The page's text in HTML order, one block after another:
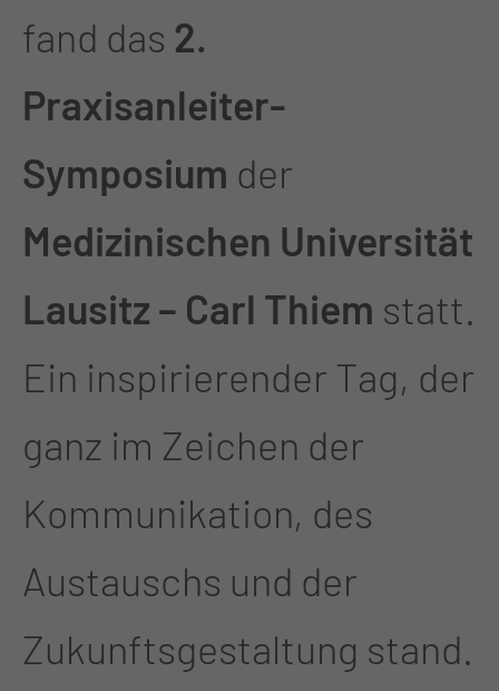
fand das 2.
Praxisanleiter-
Symposium der
Medizinischen Universität
Lausitz – Carl Thiem statt.
Ein inspirierender Tag, der
ganz im Zeichen der
Kommunikation, des
Austauschs und der
Zukunftsgestaltung stand.